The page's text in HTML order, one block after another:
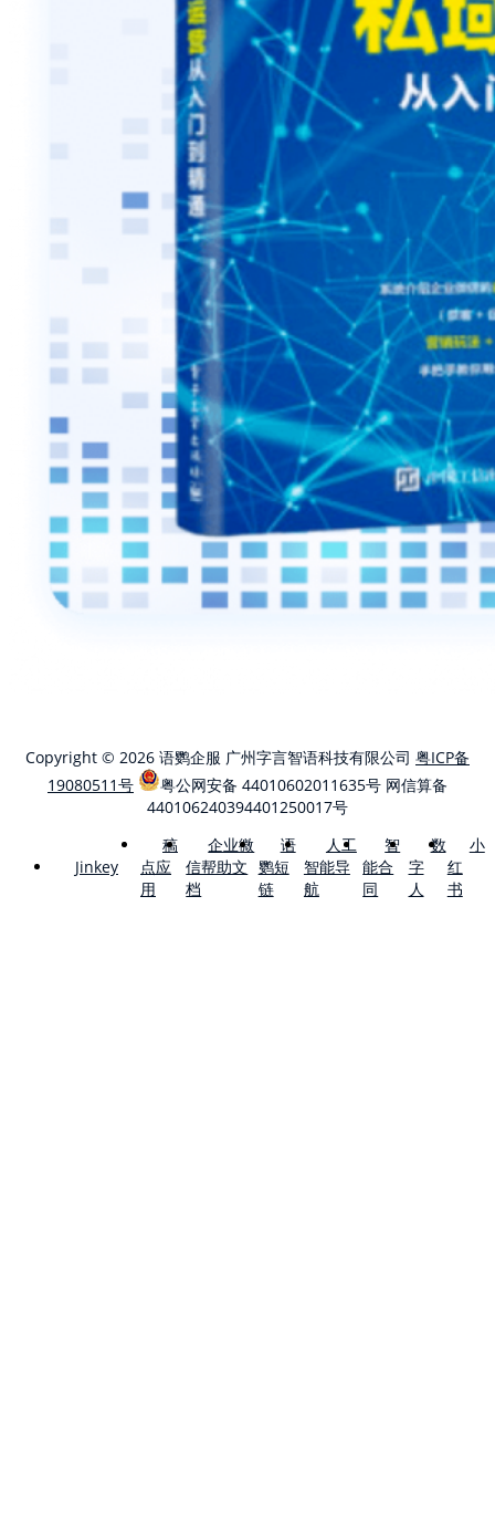
Copyright © 2026 语鹦企服 广州字言智语科技有限公司 粤ICP备
19080511号
粤公网安备 44010602011635号 网信算备
440106240394401250017号
Jinkey
稿
点应
用
企业微
信帮助文
档
语
鹦短
链
人工
智能导
航
智
能合
同
数
字
人
小
红
书